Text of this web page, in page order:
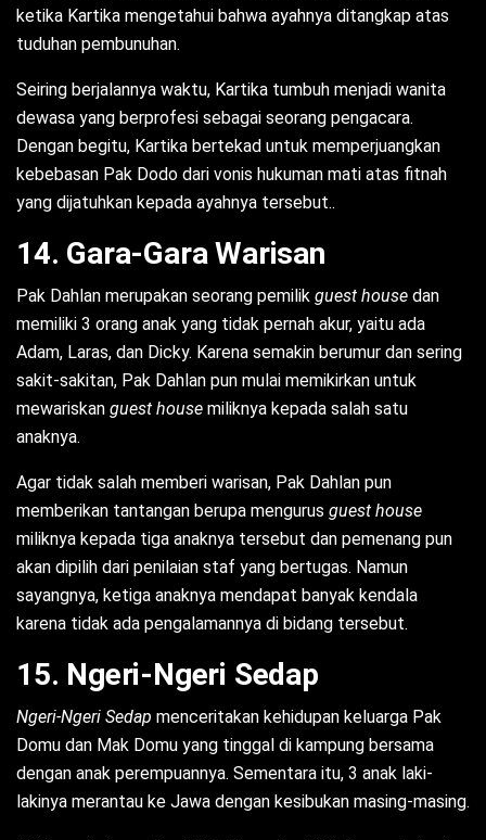
ketika Kartika mengetahui bahwa ayahnya ditangkap atas
tuduhan pembunuhan.
Seiring berjalannya waktu, Kartika tumbuh menjadi wanita
dewasa yang berprofesi sebagai seorang pengacara.
Dengan begitu, Kartika bertekad untuk memperjuangkan
kebebasan Pak Dodo dari vonis hukuman mati atas fitnah
yang dijatuhkan kepada ayahnya tersebut..
14. Gara-Gara Warisan
Pak Dahlan merupakan seorang pemilik guest house dan
memiliki 3 orang anak yang tidak pernah akur, yaitu ada
Adam, Laras, dan Dicky. Karena semakin berumur dan sering
sakit-sakitan, Pak Dahlan pun mulai memikirkan untuk
mewariskan guest house miliknya kepada salah satu
anaknya.
Agar tidak salah memberi warisan, Pak Dahlan pun
memberikan tantangan berupa mengurus guest house
miliknya kepada tiga anaknya tersebut dan pemenang pun
akan dipilih dari penilaian staf yang bertugas. Namun
sayangnya, ketiga anaknya mendapat banyak kendala
karena tidak ada pengalamannya di bidang tersebut.
15. Ngeri-Ngeri Sedap
Ngeri-Ngeri Sedap menceritakan kehidupan keluarga Pak
Domu dan Mak Domu yang tinggal di kampung bersama
dengan anak perempuannya. Sementara itu, 3 anak laki-
lakinya merantau ke Jawa dengan kesibukan masing-masing.